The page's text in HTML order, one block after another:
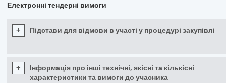
Електронні тендерні вимоги
+ Підстави для відмови в участі у процедурі закупівлі
+
Інформація про інші технічні, якісні та кількісні
характеристики та вимоги до учасника